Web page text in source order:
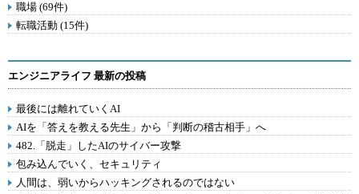
職場 (69件)
転職活動 (15件)
エンジニアライフ 最新の投稿
最後には離れていくAI
AIを「答えを教える先生」から「判断の稽古相手」へ
482.「脱走」したAIのサイバー攻撃
包み込んでいく、セキュリティ
人間は、弱いからハッキングされるのではない